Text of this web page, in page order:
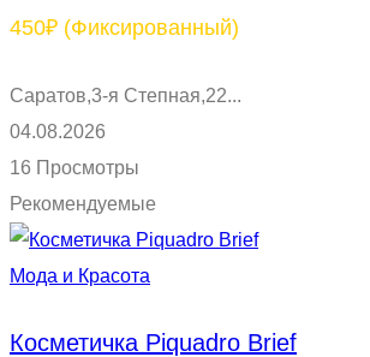
450₽ (Фиксированный)
Саратов,3-я Степная,22...
04.08.2026
16 Просмотры
Рекомендуемые
Мода и Красота
Косметичка Piquadro Brief